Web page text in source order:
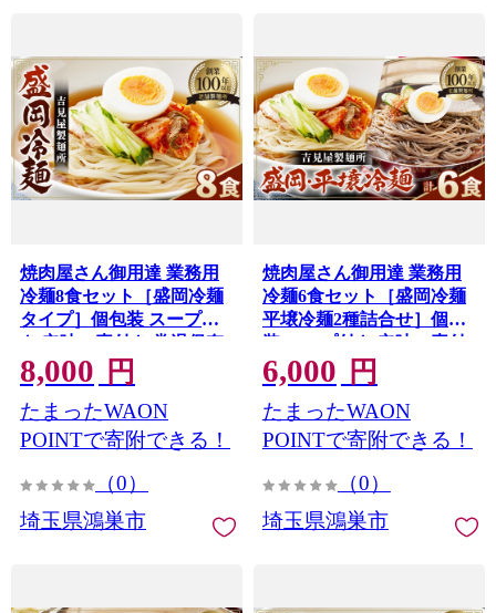
焼肉屋さん御用達 業務用
冷麺8食セット［盛岡冷麺
タイプ］個包装 スープ付
き 辛味の素付き 常温保存3
ヶ月 ／ 冷麺セット 8食 個
包装 手軽 時短 簡単調理 セ
ット 大容量 夏 自宅 ランチ
昼ごはん 冷やし麺 定番 麺
8,000 円
たまったWAON
POINTで寄附できる！
（0）
埼玉県鴻巣市
焼肉屋さん御用達 業務用
冷麺6食セット［盛岡冷麺
平壌冷麺2種詰合せ］個包
装 スープ付き 辛味の素付
き 常温保存3ヶ月 ／ 冷麺
セット 6食 個包装 手軽 時
短 簡単調理 セット 大容量
夏 自宅 ランチ 昼ごはん 冷
本格麺 No.629
6,000 円
たまったWAON
POINTで寄附できる！
（0）
埼玉県鴻巣市